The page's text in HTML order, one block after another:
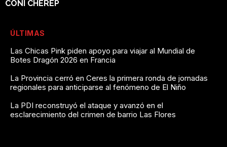
CONI CHEREP
ÚLTIMAS
Las Chicas Pink piden apoyo para viajar al Mundial de
Botes Dragón 2026 en Francia
La Provincia cerró en Ceres la primera ronda de jornadas
regionales para anticiparse al fenómeno de El Niño
La PDI reconstruyó el ataque y avanzó en el
esclarecimiento del crimen de barrio Las Flores